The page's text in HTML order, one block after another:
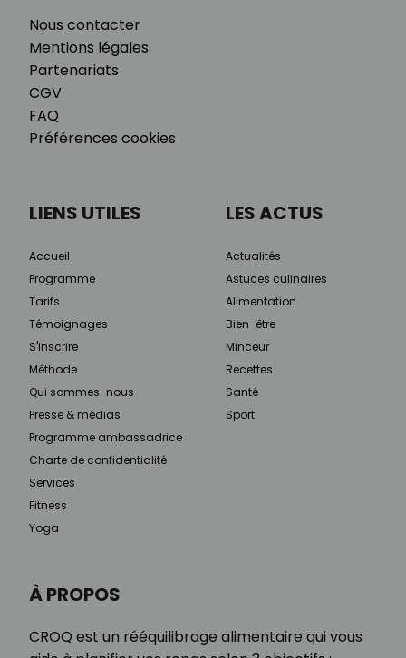
Nous contacter
Mentions légales
Partenariats
CGV
FAQ
Préférences cookies
À PROPOS
CROQ est un rééquilibrage alimentaire qui vous
LIENS UTILES
Accueil
Programme
Tarifs
Témoignages
S'inscrire
Méthode
Qui sommes-nous
Presse & médias
Programme ambassadrice
Charte de confidentialité
Services
Fitness
Yoga
LES ACTUS
Actualités
Astuces culinaires
Alimentation
Bien-être
Minceur
Recettes
Santé
Sport